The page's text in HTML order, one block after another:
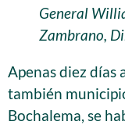
General
Zambrano,
Apenas diez días
también
Bochalema, se